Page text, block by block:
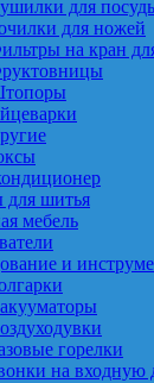
для
для ножей
на кран
для шитья
мебель
и
горелки
на входную